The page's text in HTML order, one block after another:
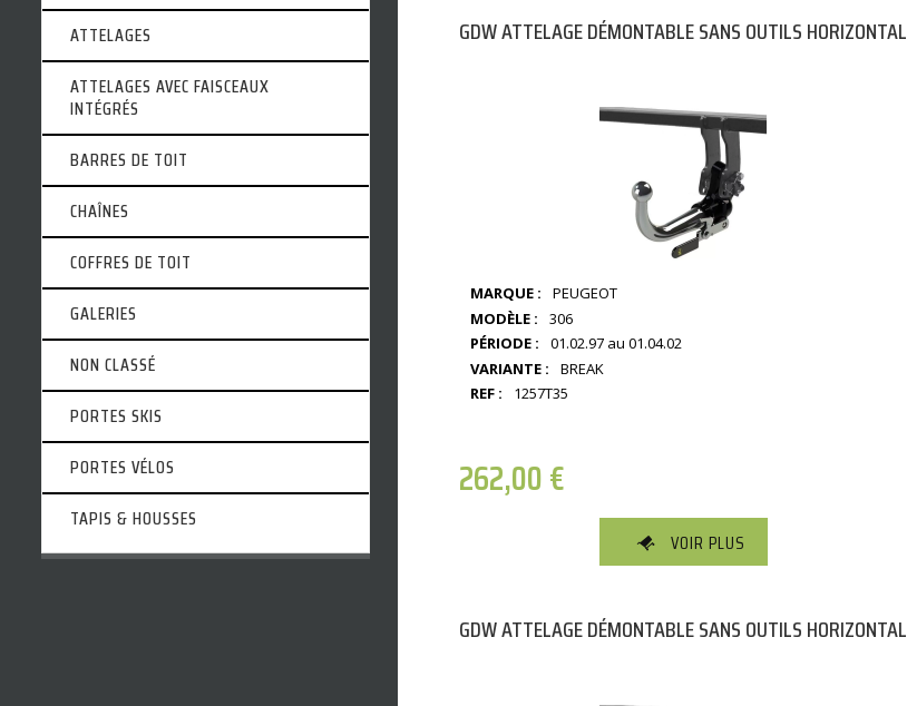
GDW ATTELAGE DÉMONTABLE SANS OUTILS HORIZONTAL
MARQUE :
PEUGEOT
MODÈLE :
306
PÉRIODE :
01.02.97 au 01.04.02
VARIANTE :
BREAK
REF :
1257T35
262,00€
VOIR PLUS
GDW ATTELAGE DÉMONTABLE SANS OUTILS HORIZONTAL
ATTELAGES
ATTELAGES AVEC FAISCEAUX
INTÉGRÉS
BARRES DE TOIT
CHAÎNES
COFFRES DE TOIT
GALERIES
NON CLASSÉ
PORTES SKIS
PORTES VÉLOS
TAPIS & HOUSSES